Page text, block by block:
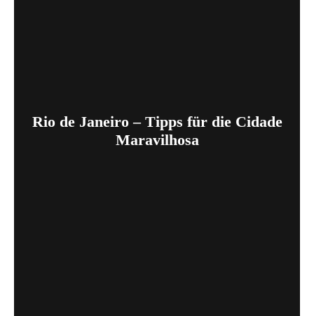
Rio de Janeiro – Tipps für die Cidade
Maravilhosa